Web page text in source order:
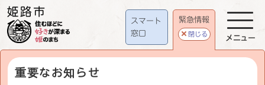
スマート
窓口
緊急情報
閉じる
重要なお知らせ
メニュー